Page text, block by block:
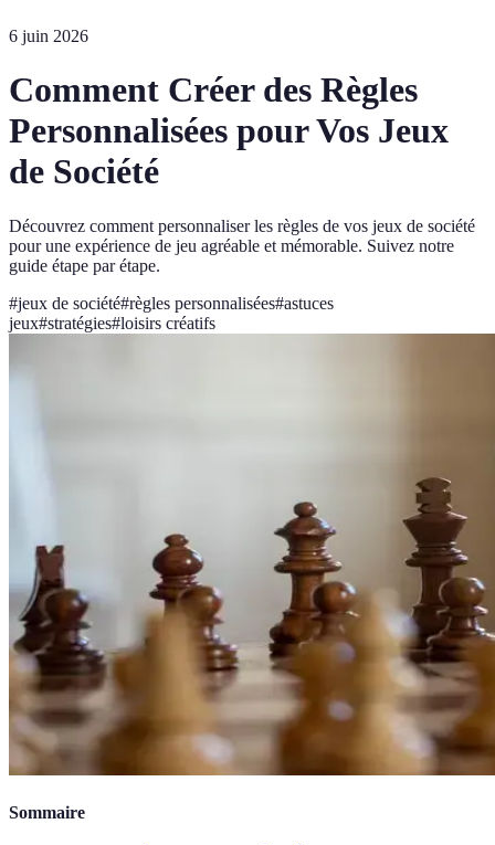
6 juin 2026
Comment Créer des Règles
Personnalisées pour Vos Jeux
de Société
Découvrez comment personnaliser les règles de vos jeux de société
pour une expérience de jeu agréable et mémorable. Suivez notre
guide étape par étape.
#jeux de société#règles personnalisées#astuces
jeux#stratégies#loisirs créatifs
Sommaire